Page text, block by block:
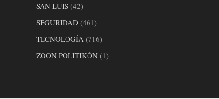
SAN LUIS (42)
SEGURIDAD (461)
TECNOLOGÍA (716)
ZOON POLITIKÓN (1)